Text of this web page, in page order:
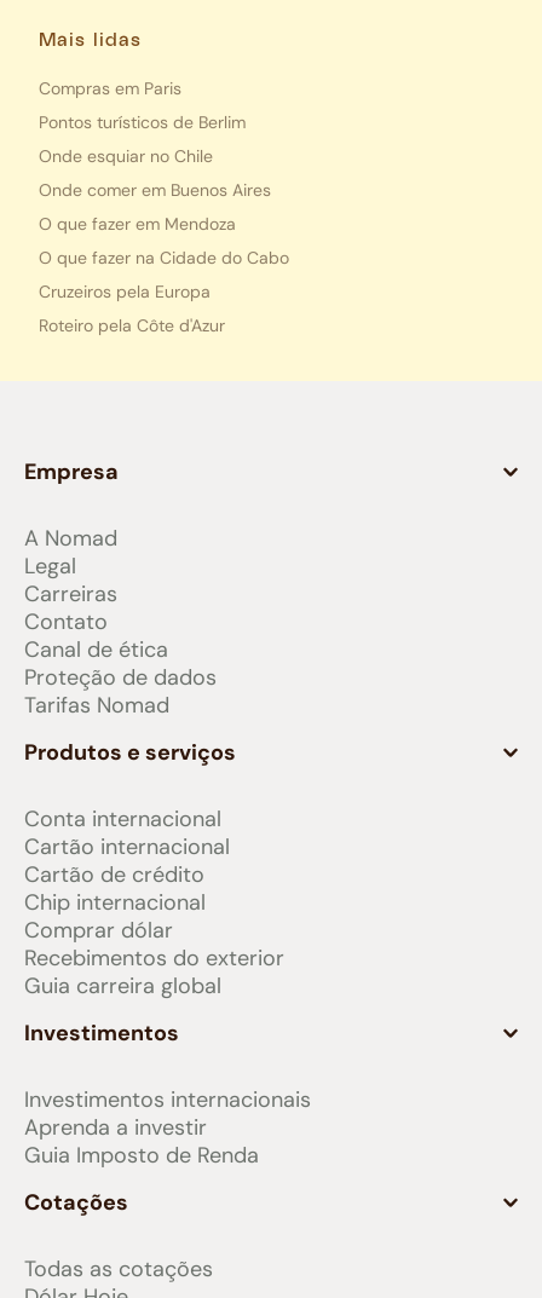
Mais lidas
Compras em Paris
Pontos turísticos de Berlim
Onde esquiar no Chile
Onde comer em Buenos Aires
O que fazer em Mendoza
O que fazer na Cidade do Cabo
Cruzeiros pela Europa
Roteiro pela Côte d'Azur
Empresa
A Nomad
Legal
Carreiras
Contato
Canal de ética
Proteção de dados
Tarifas Nomad
Produtos e serviços
Conta internacional
Cartão internacional
Cartão de crédito
Chip internacional
Comprar dólar
Recebimentos do exterior
Guia carreira global
Investimentos
Investimentos internacionais
Aprenda a investir
Guia Imposto de Renda
Cotações
Todas as cotações